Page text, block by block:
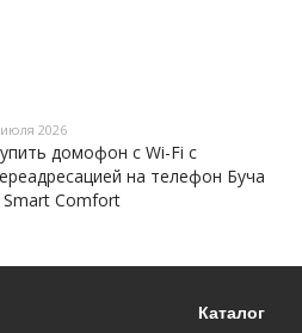
2026
домофон с Wi-Fi с
на телефон Буча
Comfort
Каталог